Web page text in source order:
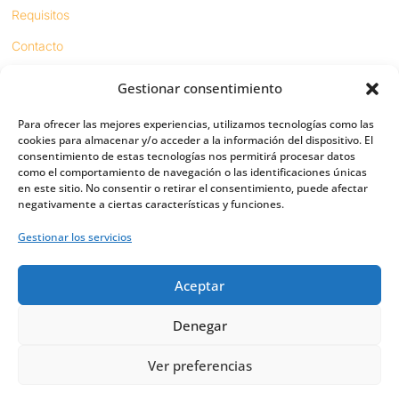
Gestionar consentimiento
Para ofrecer las mejores experiencias, utilizamos tecnologías como las
cookies para almacenar y/o acceder a la información del dispositivo. El
consentimiento de estas tecnologías nos permitirá procesar datos
como el comportamiento de navegación o las identificaciones únicas
en este sitio. No consentir o retirar el consentimiento, puede afectar
negativamente a ciertas características y funciones.
Gestionar los servicios
Aceptar
Denegar
Ver preferencias
Requisitos
Contacto
Sínodo digital
Respeto en redes
PUENTES